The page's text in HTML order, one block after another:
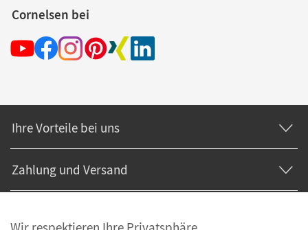
Cornelsen bei
Ihre Vorteile bei uns
Zahlung und Versand